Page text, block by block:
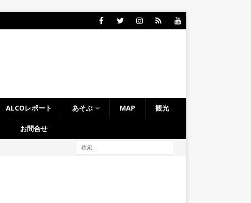
ALCOレポート あそぶ MAP 観光
お問合せ